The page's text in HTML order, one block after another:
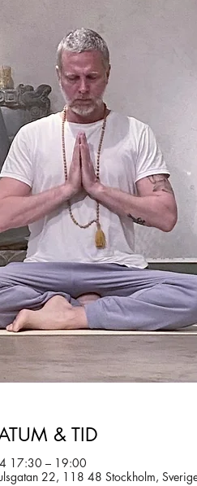
& TID
17:30 – 19:00
22, 118 48 Stockholm,